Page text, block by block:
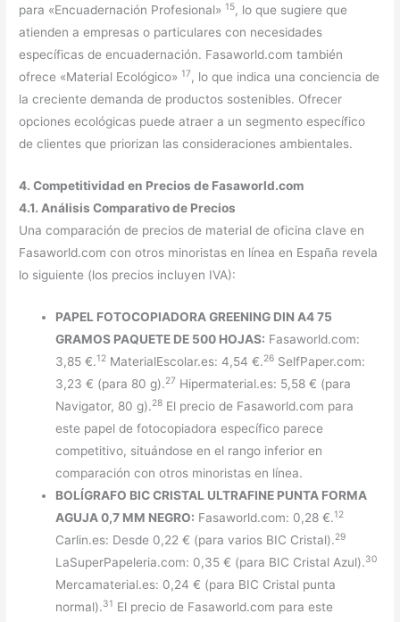
para «Encuadernación Profesional»15, lo que sugiere que
atienden a empresas o particulares con necesidades
específicas de encuadernación. Fasaworld.com también
ofrece «Material Ecológico»17 , lo que indica una conciencia de
la creciente demanda de productos sostenibles. Ofrecer
opciones ecológicas puede atraer a un segmento específico
de clientes que priorizan las consideraciones ambientales.
4. Competitividad en Precios de Fasaworld.com
4.1. Análisis Comparativo de Precios
Una comparación de precios de material de oficina clave en
Fasaworld.com con otros minoristas en línea en España revela
lo siguiente (los precios incluyen IVA):
PAPEL FOTOCOPIADORA GREENING DIN A4 75
GRAMOS PAQUETE DE 500 HOJAS: Fasaworld.com:
3,85 €.12 MaterialEscolar.es: 4,54 €.26 SelfPaper.com:
3,23 € (para 80 g).27 Hipermaterial.es: 5,58 € (para
Navigator, 80 g).28 El precio de Fasaworld.com para
este papel de fotocopiadora específico parece
competitivo, situándose en el rango inferior en
comparación con otros minoristas en línea.
BOLÍGRAFO BIC CRISTAL ULTRAFINE PUNTA FORMA
AGUJA 0,7 MM NEGRO: Fasaworld.com: 0,28 €.12
Carlin.es: Desde 0,22 € (para varios BIC Cristal).29
LaSuperPapeleria.com: 0,35 € (para BIC Cristal Azul).30
Mercamaterial.es: 0,24 € (para BIC Cristal punta
normal).31 El precio de Fasaworld.com para este